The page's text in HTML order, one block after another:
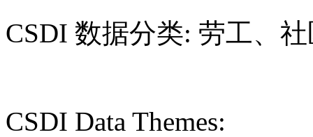
CSDI 数据分类: 劳工、
CSDI Data Themes: